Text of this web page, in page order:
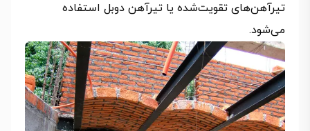
تیرآهن‌های تقویت‌شده یا تیرآهن دوبل استفاده
می‌شود.